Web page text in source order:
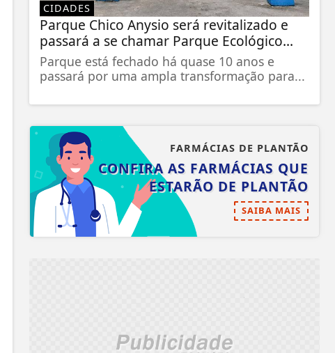
CIDADES
Parque Chico Anysio será revitalizado e
passará a se chamar Parque Ecológico...
Parque está fechado há quase 10 anos e
passará por uma ampla transformação para...
FARMÁCIAS DE PLANTÃO
CONFIRA AS FARMÁCIAS QUE
ESTARÃO DE PLANTÃO
SAIBA MAIS